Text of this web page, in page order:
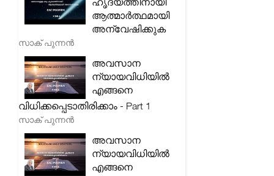
ആത്മാർത്ഥമായി
അന്വേഷിക്കുക
സാക് പുന്നൻ
അവസാന
ന്യായവിധിയിൽ
എങ്ങനെ
വിധിക്കപ്പെടാതിരിക്കാം - Part 1
സാക് പുന്നൻ
അവസാന
ന്യായവിധിയിൽ
എങ്ങനെ